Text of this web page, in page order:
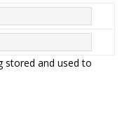
stored and used to